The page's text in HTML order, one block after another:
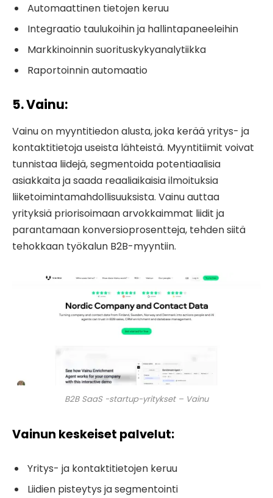
Automaattinen tietojen keruu
Integraatio taulukoihin ja hallintapaneeleihin
Markkinoinnin suorituskykyanalytiikka
Raportoinnin automaatio
5. Vainu:
Vainu on myyntitiedon alusta, joka kerää yritys- ja
kontaktitietoja useista lähteistä. Myyntitiimit voivat
tunnistaa liidejä, segmentoida potentiaalisia
asiakkaita ja saada reaaliaikaisia ilmoituksia
liiketoimintamahdollisuuksista. Vainu auttaa
yrityksiä priorisoimaan arvokkaimmat liidit ja
parantamaan konversioprosentteja, tehden siitä
tehokkaan työkalun B2B-myyntiin.
B2B SaaS -startup-yritykset – Vainu
Vainun keskeiset palvelut:
Yritys- ja kontaktitietojen keruu
Liidien pisteytys ja segmentointi